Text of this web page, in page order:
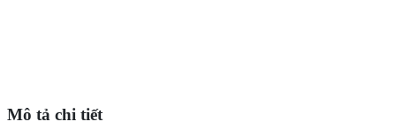
Mô tả chi tiết